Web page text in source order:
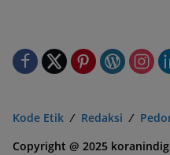
Kode Etik Redaksi
Copyright @ 2025